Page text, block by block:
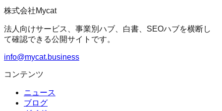
株式会社Mycat
法人向けサービス、事業別ハブ、白書、SEOハブを横断し
て確認できる公開サイトです。
info@mycat.business
コンテンツ
ニュース
ブログ